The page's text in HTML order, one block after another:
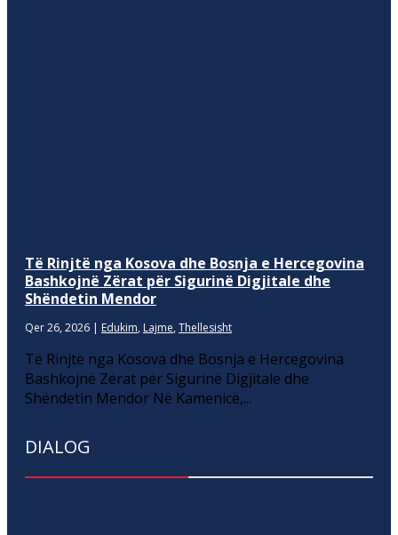
Të Rinjtë nga Kosova dhe Bosnja e Hercegovina
Bashkojnë Zërat për Sigurinë Digjitale dhe
Shëndetin Mendor
Qer 26, 2026 | Edukim, Lajme, Thellesisht
Të Rinjtë nga Kosova dhe Bosnja e Hercegovina
Bashkojnë Zërat për Sigurinë Digjitale dhe
Shëndetin Mendor Në Kamenicë,...
DIALOG